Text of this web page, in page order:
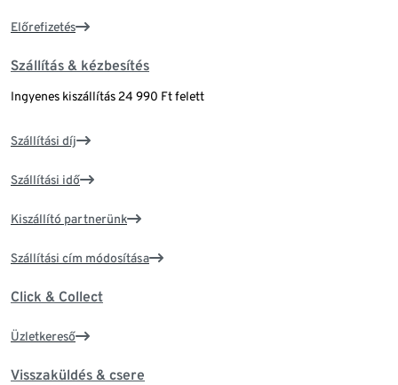
Előrefizetés
Szállítás & kézbesítés
Ingyenes kiszállítás 24 990 Ft felett
Szállítási díj
Szállítási idő
Kiszállító partnerünk
Szállítási cím módosítása
Click & Collect
Üzletkereső
Visszaküldés & csere